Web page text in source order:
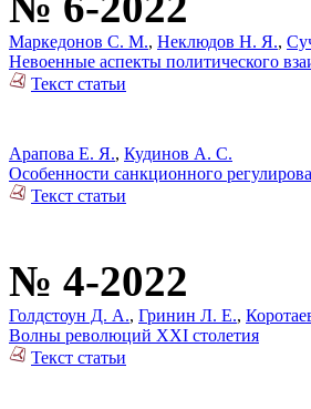
Маркедонов С. М., Неклюдов Н. Я.,
Невоенные аспекты политического
Текст статьи
Арапова Е. Я., Кудинов А. С.
Особенности санкционного
Текст статьи
№ 4-2022
Голдстоун Д. А., Гринин Л. Е.,
Волны революций XXI столетия
Текст статьи